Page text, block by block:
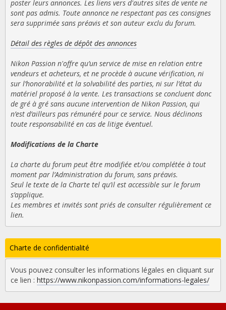
poster leurs annonces. Les liens vers d'autres sites de vente ne
sont pas admis. Toute annonce ne respectant pas ces consignes
sera supprimée sans préavis et son auteur exclu du forum.
Détail des règles de dépôt des annonces
Nikon Passion n'offre qu’un service de mise en relation entre
vendeurs et acheteurs, et ne procède à aucune vérification, ni
sur l’honorabilité et la solvabilité des parties, ni sur l’état du
matériel proposé à la vente. Les transactions se concluent donc
de gré à gré sans aucune intervention de Nikon Passion, qui
n’est d’ailleurs pas rémunéré pour ce service. Nous déclinons
toute responsabilité en cas de litige éventuel.
Modifications de la Charte
La charte du forum peut être modifiée et/ou complétée à tout
moment par l’Administration du forum, sans préavis.
Seul le texte de la Charte tel qu’il est accessible sur le forum
s’applique.
Les membres et invités sont priés de consulter régulièrement ce
lien.
Charte de confidentialité
Vous pouvez consulter les informations légales en cliquant sur
ce lien : https://www.nikonpassion.com/informations-legales/